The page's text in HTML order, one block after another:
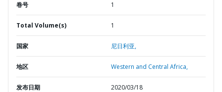
卷号 1
Total Volume(s) 1
国家 尼日利亚,
地区 Western and Central Africa,
发布日期 2020/03/18